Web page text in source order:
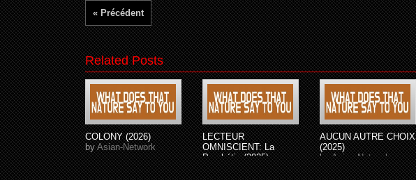
« Précédent
Related Posts
COLONY (2026)
byAsian-Network
LECTEUR
OMNISCIENT: La
Prophétie (2025)
byAsian-Network
AUCUN AUTRE CHOIX
(2025)
byAsian-Network